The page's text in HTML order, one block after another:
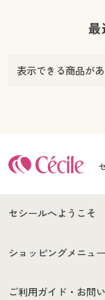
最
表示できる商品があ
セシールへようこそ
はじめての方へ
セシールご利用規約
ショッピングメニュー
商品カテゴリ
ご利用ガイド・お問